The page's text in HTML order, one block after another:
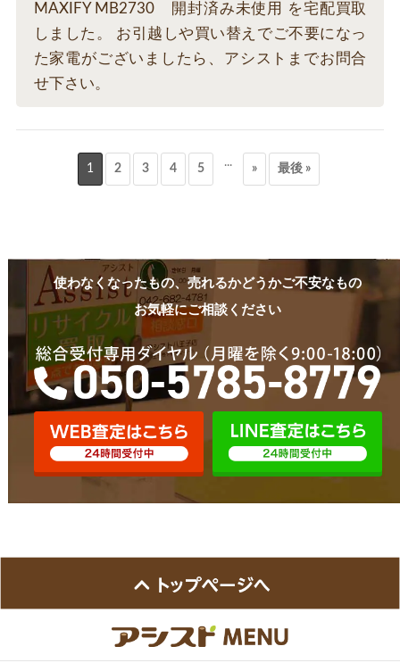
MAXIFY MB2730 開封済み未使用 を宅配買取
しました。 お引越しや買い替えでご不要になっ
た家電がございましたら、アシストまでお問合
せ下さい。
1 2 3 4 5 ... » 最後 »
使わなくなったもの、売れるかどうかご不安なもの
お気軽にご相談ください